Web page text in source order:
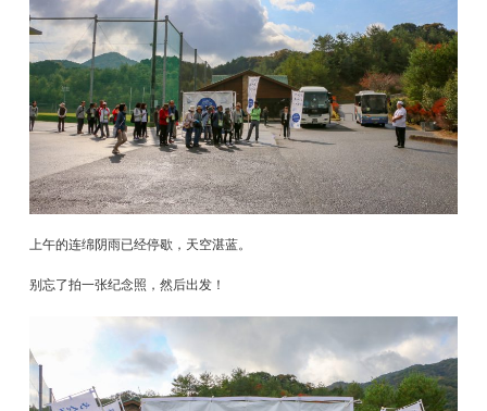
上午的连绵阴雨已经停歇，天空湛蓝。
别忘了拍一张纪念照，然后出发！